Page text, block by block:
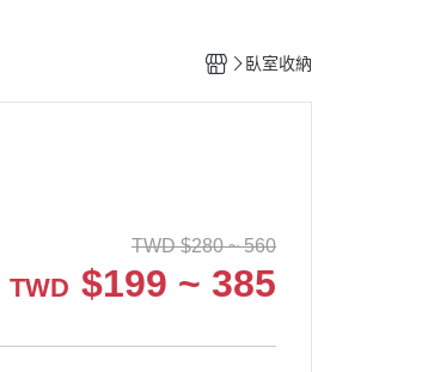
臥室收納
TWD $280 ~ 560
TWD $199 ~ 385